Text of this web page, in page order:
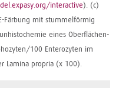
interactive). (c)
Färbung mit stummelförmig
eines Oberflächen­
100 Enterozyten im
Lamina propria (x 100).